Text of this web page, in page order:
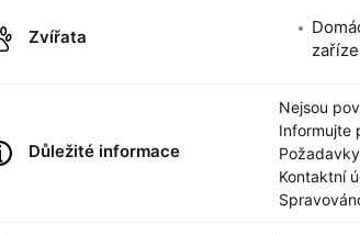
Zvířata
Důležité informace
Nejsou
Informujte
Kontaktní